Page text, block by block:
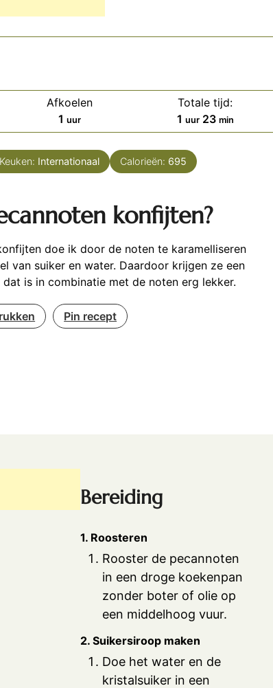
Afkoelen
1 uur
uur
Totale tijd:
1 uur
uur 23minuten
min
Keuken: Internationaal Calorieën: 695
konfijten?
doe ik door de noten te karamelliseren
van suiker en water. Daardoor krijgen ze een
dat is in combinatie met de noten erg lekker.
Pin recept
Bereiding
1. Roosteren
Rooster de pecannoten
in een droge koekenpan
zonder boter of olie op
een middelhoog vuur.
2. Suikersiroop maken
Doe het water en de
kristalsuiker in een